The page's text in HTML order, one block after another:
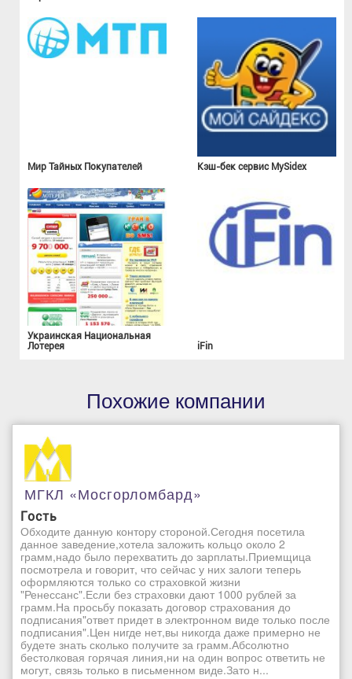
Мир Тайных Покупателей Кэш-бек сервис MySidex
Украинская Национальная
Лотерея
iFin
Похожие компании
МГКЛ «Мосгорломбард»
Гость
Обходите данную контору стороной.Сегодня посетила
данное заведение,хотела заложить кольцо около 2
грамм,надо было перехватить до зарплаты.Приемщица
посмотрела и говорит, что сейчас у них залоги теперь
оформляются только со страховкой жизни
"Ренессанс".Если без страховки дают 1000 рублей за
грамм.На просьбу показать договор страхования до
подписания"ответ придет в электронном виде только после
подписания".Цен нигде нет,вы никогда даже примерно не
будете знать сколько получите за грамм.Абсолютно
бестолковая горячая линия,ни на один вопрос ответить не
могут, связь только в письменном виде.Зато н...